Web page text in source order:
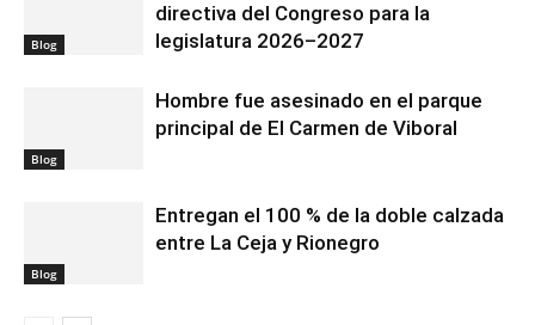
Blog
directiva del Congreso para la
legislatura 2026–2027
Blog
Hombre fue asesinado en el parque
principal de El Carmen de Viboral
Blog
Entregan el 100 % de la doble calzada
entre La Ceja y Rionegro